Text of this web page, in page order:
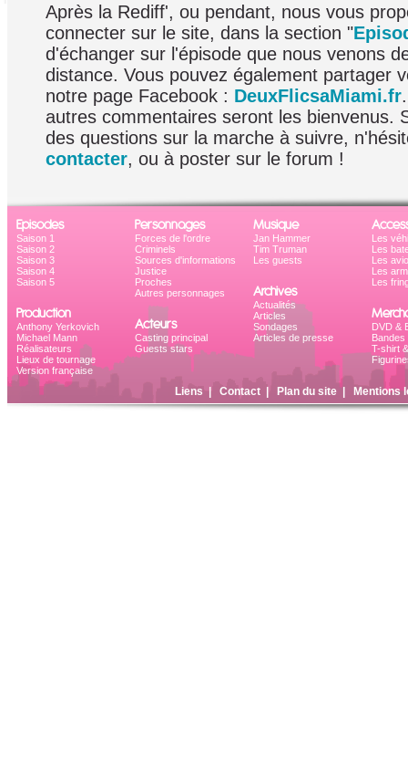
Après la Rediff', ou pendant, nous vous
connecter sur le site, dans la section "
d'échanger sur l'épisode que nous venons
distance. Vous pouvez également partager
notre page Facebook : DeuxFlicsaMiami.fr
autres commentaires seront les bienvenus.
des questions sur la marche à suivre,
contacter, ou à poster sur le forum !
Episodes
Saison 1
Saison 2
Saison 3
Saison 4
Saison 5
Production
Anthony Yerkovich
Michael Mann
Réalisateurs
Lieux de tournage
Version française
Personnages
Forces de l'ordre
Criminels
Sources d'informations
Justice
Proches
Autres personnages
Acteurs
Casting principal
Guests stars
Musique
Jan Hammer
Tim Truman
Les guests
Archives
Actualités
Articles
Sondages
Articles de presse
Les
Les
Les
Les
Les
DVD &
Bandes
T-shirt
Liens | Contact| Plan du site| Mentions